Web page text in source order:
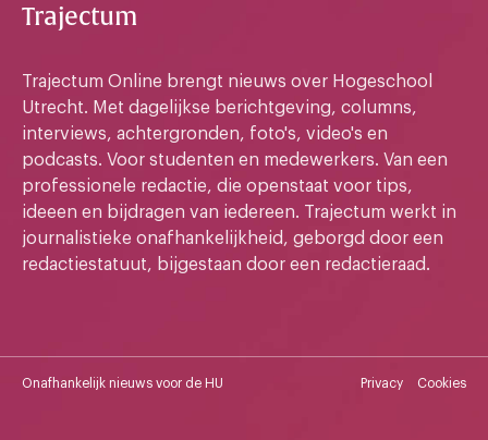
Trajectum
Trajectum Online brengt nieuws over Hogeschool
Utrecht. Met dagelijkse berichtgeving, columns,
interviews, achtergronden, foto's, video's en
podcasts. Voor studenten en medewerkers. Van een
professionele redactie, die openstaat voor tips,
ideeen en bijdragen van iedereen. Trajectum werkt in
journalistieke onafhankelijkheid, geborgd door een
redactiestatuut, bijgestaan door een redactieraad.
Onafhankelijk nieuws voor de HU Privacy Cookies